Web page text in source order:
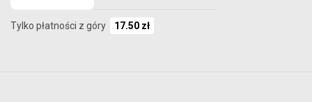
Tylko płatności z góry 17.50 zł